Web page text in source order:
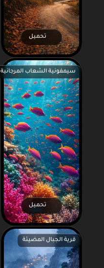
تحميل
سيمفونية الشعاب المرجانية
تحميل
قرية الجبال المضيئة